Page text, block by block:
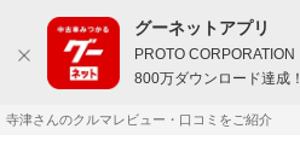
グーネットアプリ
PROTO CORPORATION
800万ダウンロード達成！
寺津さんのクルマレビュー・口コミをご紹介